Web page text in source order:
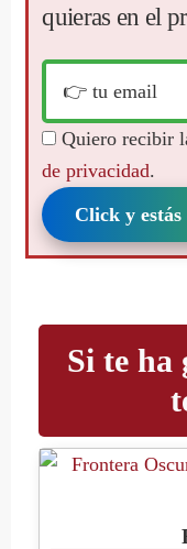
quieras en el
Quiero recibir
de privacidad.
Click y
Si te ha